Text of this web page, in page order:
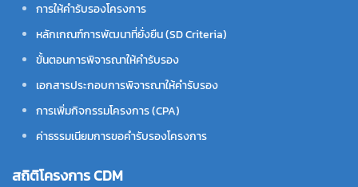
การให้คำรับรองโครงการ
หลักเกณฑ์การพัฒนาที่ยั่งยืน (SD Criteria)
ขั้นตอนการพิจารณาให้คำรับรอง
เอกสารประกอบการพิจารณาให้คำรับรอง
การเพิ่มกิจกรรมโครงการ (CPA)
ค่าธรรมเนียมการขอคำรับรองโครงการ
สถิติโครงการ CDM